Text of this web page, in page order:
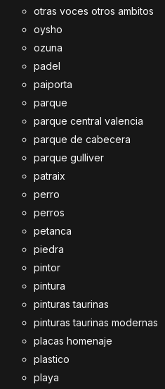
otras voces otros ambitos
oysho
ozuna
padel
paiporta
parque
parque central valencia
parque de cabecera
parque gulliver
patraix
perro
perros
petanca
piedra
pintor
pintura
pinturas taurinas
pinturas taurinas modernas
placas homenaje
plastico
playa